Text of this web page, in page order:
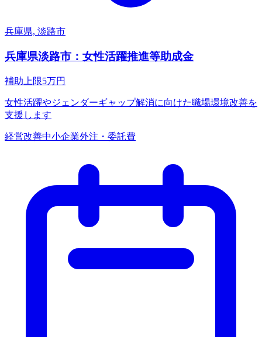
兵庫県, 淡路市
兵庫県淡路市：女性活躍推進等助成金
補助上限5万円
女性活躍やジェンダーギャップ解消に向けた職場環境改善を
支援します
経営改善中小企業外注・委託費